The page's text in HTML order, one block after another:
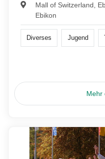
Mall of Switzerland,
Ebikon
Diverses Jugend
Mehr